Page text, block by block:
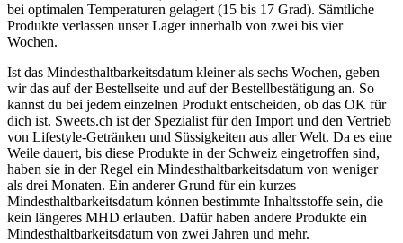
bei optimalen Temperaturen gelagert (15 bis 17 Grad). Sämtliche
Produkte verlassen unser Lager innerhalb von zwei bis vier
Wochen.
Ist das Mindesthaltbarkeitsdatum kleiner als sechs Wochen, geben
wir das auf der Bestellseite und auf der Bestellbestätigung an. So
kannst du bei jedem einzelnen Produkt entscheiden, ob das OK für
dich ist. Sweets.ch ist der Spezialist für den Import und den Vertrieb
von Lifestyle-Getränken und Süssigkeiten aus aller Welt. Da es eine
Weile dauert, bis diese Produkte in der Schweiz eingetroffen sind,
haben sie in der Regel ein Mindesthaltbarkeitsdatum von weniger
als drei Monaten. Ein anderer Grund für ein kurzes
Mindesthaltbarkeitsdatum können bestimmte Inhaltsstoffe sein, die
kein längeres MHD erlauben. Dafür haben andere Produkte ein
Mindesthaltbarkeitsdatum von zwei Jahren und mehr.